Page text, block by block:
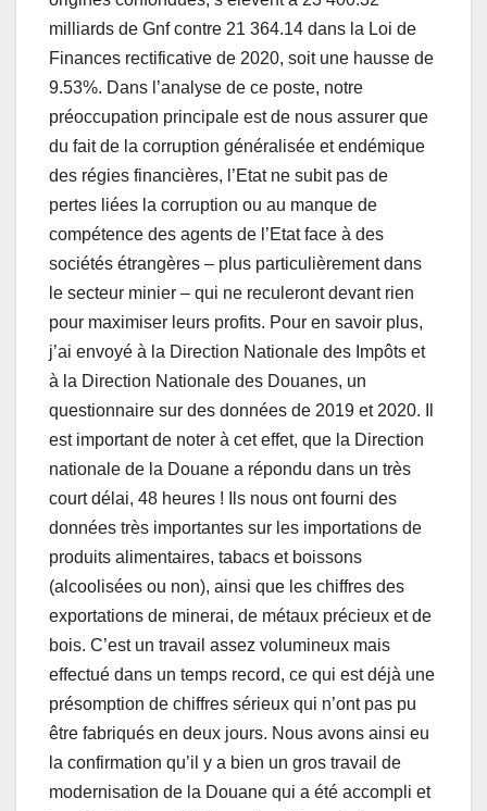
milliards de Gnf contre 21 364.14 dans la Loi de
Finances rectificative de 2020, soit une hausse de
9.53%. Dans l’analyse de ce poste, notre
préoccupation principale est de nous assurer que
du fait de la corruption généralisée et endémique
des régies financières, l’Etat ne subit pas de
pertes liées la corruption ou au manque de
compétence des agents de l’Etat face à des
sociétés étrangères – plus particulièrement dans
le secteur minier – qui ne reculeront devant rien
pour maximiser leurs profits. Pour en savoir plus,
j’ai envoyé à la Direction Nationale des Impôts et
à la Direction Nationale des Douanes, un
questionnaire sur des données de 2019 et 2020. Il
est important de noter à cet effet, que la Direction
nationale de la Douane a répondu dans un très
court délai, 48 heures ! Ils nous ont fourni des
données très importantes sur les importations de
produits alimentaires, tabacs et boissons
(alcoolisées ou non), ainsi que les chiffres des
exportations de minerai, de métaux précieux et de
bois. C’est un travail assez volumineux mais
effectué dans un temps record, ce qui est déjà une
présomption de chiffres sérieux qui n’ont pas pu
être fabriqués en deux jours. Nous avons ainsi eu
la confirmation qu’il y a bien un gros travail de
modernisation de la Douane qui a été accompli et